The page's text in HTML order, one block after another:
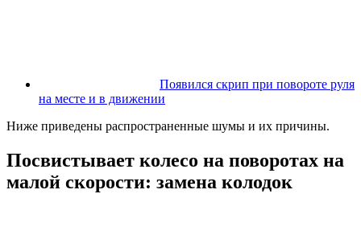
Появился скрип при повороте руля
на месте и в движении
Ниже приведены распространенные шумы и их причины.
Посвистывает колесо на поворотах на
малой скорости: замена колодок